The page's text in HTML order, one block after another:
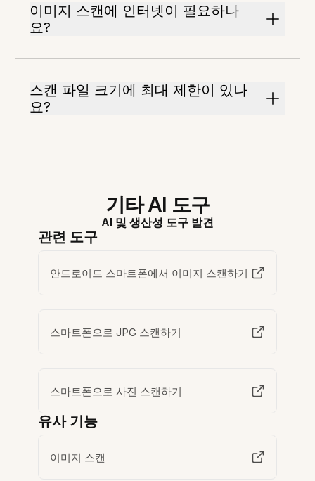
이미지 스캔에 인터넷이 필요하나
요?
스캔 파일 크기에 최대 제한이 있나
요?
기타 AI 도구
AI 및 생산성 도구 발견
관련 도구
안드로이드 스마트폰에서 이미지 스캔하기
스마트폰으로 JPG 스캔하기
스마트폰으로 사진 스캔하기
유사 기능
이미지 스캔